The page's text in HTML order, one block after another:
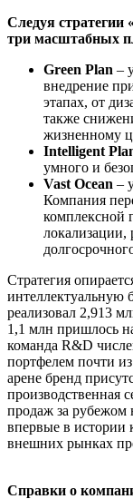
Следуя стратегии
три масштабных
Green Plan –
внедрение
этапах, от
также
жизненному
Intelligent
умного и
Vast Ocean –
Компания
комплексной
локализации,
Стратегия
интеллектуальную
реализовал 2,913
1,1 млн пришлось
команда R&D
портфелем почти
арене бренд
производственная
продаж за рубежом
впервые в истории
внешних рынках
Справки о